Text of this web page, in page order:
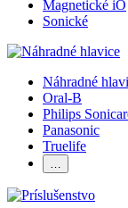
Magnetické iO
Sonické
Náhradné
Oral-B
Philips
Panasonic
Truelife
…